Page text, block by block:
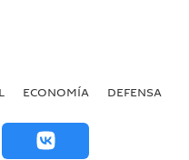
ECONOMÍA DEFENSA